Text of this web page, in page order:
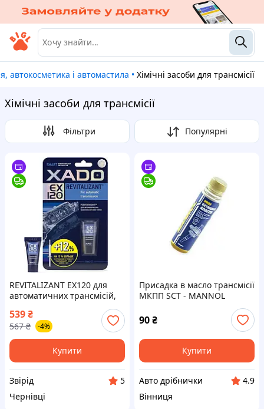
автокосметика і автомастила • Хімічні засоби для трансмісії
Хімічні засоби для трансмісії
Фільтри Популярні
REVITALIZANT EX120 для
автоматичних трансмісій,
539₴
567 ₴ -4%
Купити
Звірід
5
Чернівці
Присадка в масло трансмісії
МКПП SCT - MANNOL
Getriebeoel-Additiv Manual
100мл TMA-9903
90₴
Купити
Авто дрібнички
4.9
Вінниця